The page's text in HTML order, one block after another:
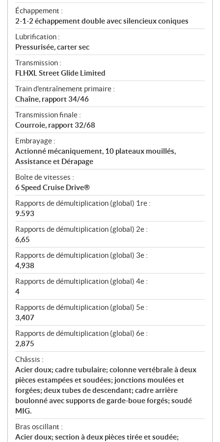
Échappement :
2-1-2 échappement double avec silencieux coniques
Lubrification :
Pressurisée, carter sec
Transmission :
FLHXL Street Glide Limited
Train d'entraînement primaire :
Chaîne, rapport 34/46
Transmission finale :
Courroie, rapport 32/68
Embrayage :
Actionné mécaniquement, 10 plateaux mouillés,
Assistance et Dérapage
Boîte de vitesses :
6 Speed Cruise Drive®
Rapports de démultiplication (global) 1re :
9.593
Rapports de démultiplication (global) 2e :
6,65
Rapports de démultiplication (global) 3e :
4,938
Rapports de démultiplication (global) 4e :
4
Rapports de démultiplication (global) 5e :
3,407
Rapports de démultiplication (global) 6e :
2,875
Châssis :
Acier doux; cadre tubulaire; colonne vertébrale à deux
pièces estampées et soudées; jonctions moulées et
forgées; deux tubes de descendant; cadre arrière
boulonné avec supports de garde-boue forgés; soudé
MIG.
Bras oscillant :
Acier doux; section à deux pièces tirée et soudée;